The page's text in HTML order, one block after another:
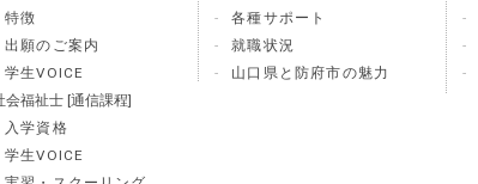
特徴
出願のご案内
学生VOICE
会福祉士 [通信課程]
入学資格
学生VOICE
各種サポート
就職状況
山口県と防府市の魅力